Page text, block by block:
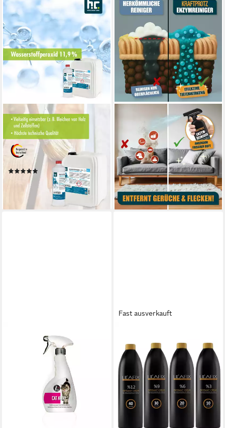
HÖFER CHEMIE GMBH
2x 10 L Wasserstoffperoxid
11,9% Grundreiniger
(Vielseitig einsetzbar zur
Reinigung)
(1)
ab 45,40 €
(2,27 €/ 1 l)
lieferbar - in 3-4 Werktagen bei dir
ARKA BIOTECHNOLOGIE GMBH
Aquarien-Substrat Kraftprotz
Enzymreiniger –
Geruchsentferner &
Fleckenentferner Spray
8,99 €
(11,99 €/ 1 l)
lieferbar - in 4-5 Werktagen bei dir
Fast ausverkauft
Entwickler Oxydant Cream
Oxidant Wasserstoff 1L
10,95 €
(10,95 €/ 1 l)
lieferbar - in 2-3 Werktagen bei dir